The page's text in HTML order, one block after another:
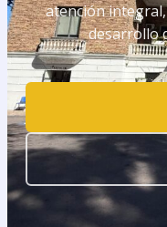
atención
desarrollo